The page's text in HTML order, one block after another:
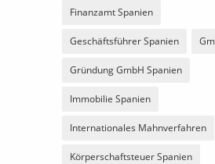
Finanzamt Spanien
Geschäftsführer Spanien
Gründung GmbH Spanien
Immobilie Spanien
Internationales Mahnverfahren
Körperschaftsteuer Spanien